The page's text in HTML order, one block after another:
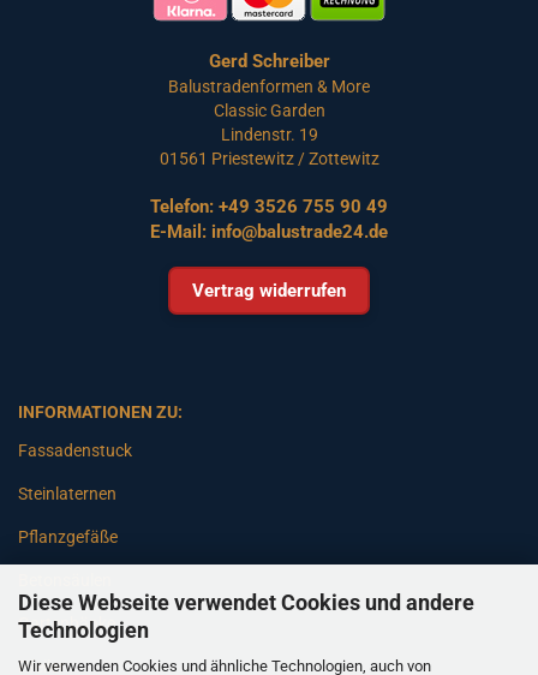
Diese Webseite verwendet Cookies und andere
Technologien
Wir verwenden Cookies und ähnliche Technologien, auch von
Gerd Schreiber
Balustradenformen & More
Classic Garden
Lindenstr. 19
01561 Priestewitz / Zottewitz
Telefon: +49 3526 755 90 49
E-Mail: info@balustrade24.de
Vertrag widerrufen
INFORMATIONEN ZU:
Fassadenstuck
Steinlaternen
Pflanzgefäße
Gartenbänke
Pfeiler